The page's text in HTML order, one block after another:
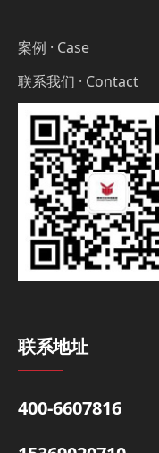
案例 · Case
联系我们 · Contact
联系地址
400-6607816